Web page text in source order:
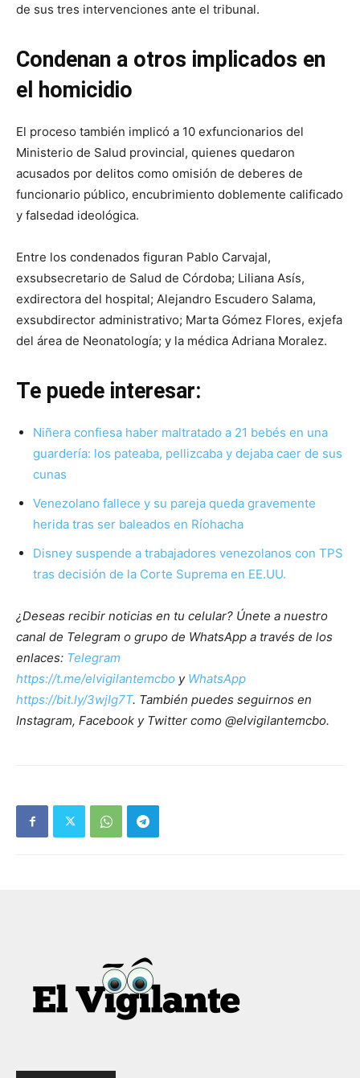
de sus tres intervenciones ante el tribunal.
Condenan a otros implicados en
el homicidio
El proceso también implicó a 10 exfuncionarios del
Ministerio de Salud provincial, quienes quedaron
acusados por delitos como omisión de deberes de
funcionario público, encubrimiento doblemente calificado
y falsedad ideológica.
Entre los condenados figuran Pablo Carvajal,
exsubsecretario de Salud de Córdoba; Liliana Asís,
exdirectora del hospital; Alejandro Escudero Salama,
exsubdirector administrativo; Marta Gómez Flores, exjefa
del área de Neonatología; y la médica Adriana Moralez.
Te puede interesar:
Niñera confiesa haber maltratado a 21 bebés en una
guardería: los pateaba, pellizcaba y dejaba caer de sus
cunas
Venezolano fallece y su pareja queda gravemente
herida tras ser baleados en Ríohacha
Disney suspende a trabajadores venezolanos con TPS
tras decisión de la Corte Suprema en EE.UU.
¿Deseas recibir noticias en tu celular? Únete a nuestro
canal de Telegram o grupo de WhatsApp a través de los
enlaces: Telegram
https://t.me/elvigilantemcbo y WhatsApp
https://bit.ly/3wjIg7T. También puedes seguirnos en
Instagram, Facebook y Twitter como @elvigilantemcbo.